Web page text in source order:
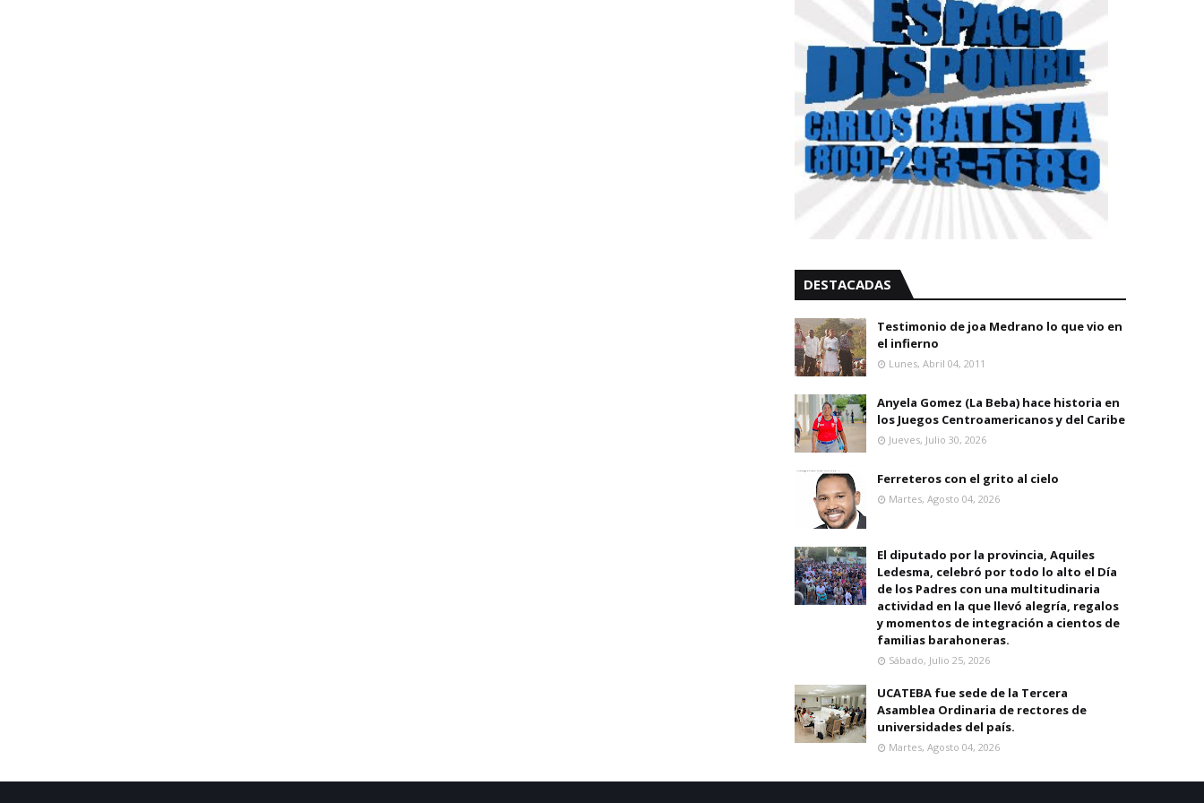
DESTACADAS
Testimonio de joa Medrano lo que vio en
el infierno
Lunes, Abril 04, 2011
Anyela Gomez (La Beba) hace historia en
los Juegos Centroamericanos y del Caribe
Jueves, Julio 30, 2026
Ferreteros con el grito al cielo
Martes, Agosto 04, 2026
El diputado por la provincia, Aquiles
Ledesma, celebró por todo lo alto el Día
de los Padres con una multitudinaria
actividad en la que llevó alegría, regalos
y momentos de integración a cientos de
familias barahoneras.
Sábado, Julio 25, 2026
UCATEBA fue sede de la Tercera
Asamblea Ordinaria de rectores de
universidades del país.
Martes, Agosto 04, 2026